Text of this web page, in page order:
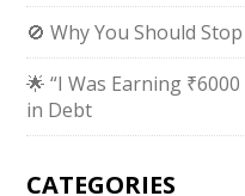
🚫 Why You Should
🌟 “I Was Earning
in Debt
CATEGORIES